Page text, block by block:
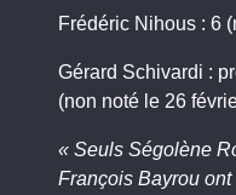
Frédéric Nihous : 6
Gérard Schivardi :
(non noté le 26
« Seuls Ségolène
François Bayrou